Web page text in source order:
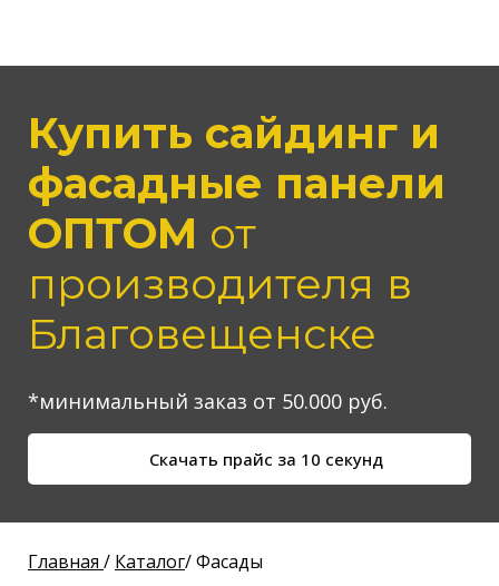
Купить сайдинг и
фасадные панели
ОПТОМ от
производителя в
Благовещенске
*минимальный заказ от 50.000 руб.
Скачать прайс за 10 секунд
Главная / Каталог/ Фасады